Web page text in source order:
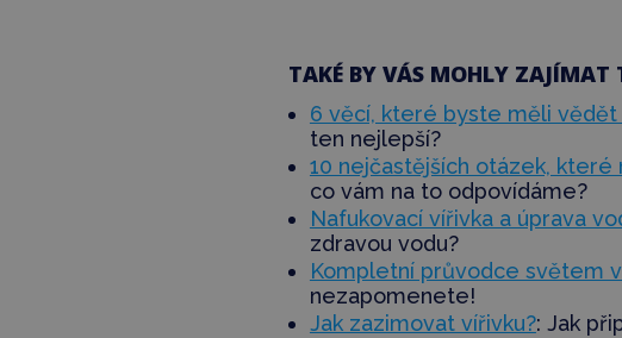
TAKÉ BY VÁS MOHLY ZAJÍMAT
6 věcí, které byste měli
ten nejlepší?
10 nejčastějších otázek,
co vám na to odpovídáme?
Nafukovací vířivka a úprava
zdravou vodu?
Kompletní průvodce světem
nezapomenete!
Jak zazimovat vířivku?: Jak